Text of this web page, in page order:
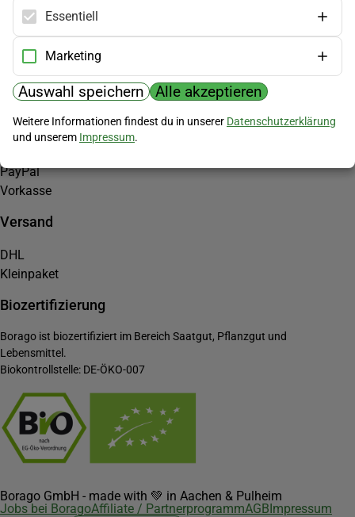
Jetzt anmelden
Hilfe
Kundenservice
Widerrufsbelehrung
Zahlungsmöglichkeiten
PayPal
Vorkasse
Versand
DHL
Kleinpaket
Biozertifizierung
Borago ist biozertifiziert im Bereich Saatgut, Pflanzgut und
Lebensmittel.
Biokontrollstelle: DE-ÖKO-007
Borago GmbH - made with 💚 in Aachen & Pulheim
Jobs bei BoragoAffiliate / PartnerprogrammAGB Impressum
Essentiell
Marketing
Auswahl speichern Alle akzeptieren
Weitere Informationen findest du in unserer Datenschutzerklärung
und unserem Impressum.